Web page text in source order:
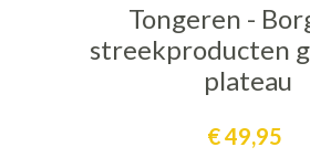
Tongeren -
streekproducten
plateau
€49,95